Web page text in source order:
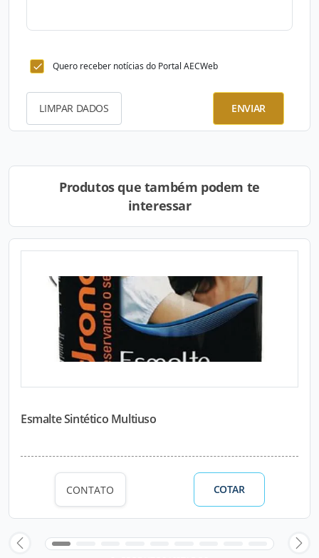
Quero receber notícias do Portal AECWeb
LIMPAR DADOS ENVIAR
Produtos que também podem te
interessar
Esmalte Sintético Multiuso
CONTATO COTAR